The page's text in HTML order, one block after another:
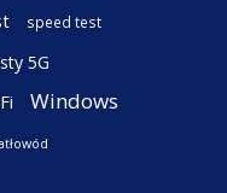
speed test
5G
Windows